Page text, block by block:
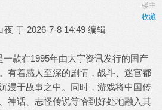
楼主
收藏
于 2026-7-8 14:49 编辑
一款在1995年由大宇资讯发行的国产
有着感人至深的剧情，战斗、迷宫都
浸于故事之中。同时，游戏将中国传
神话、志怪传说等恰到好处地融入其